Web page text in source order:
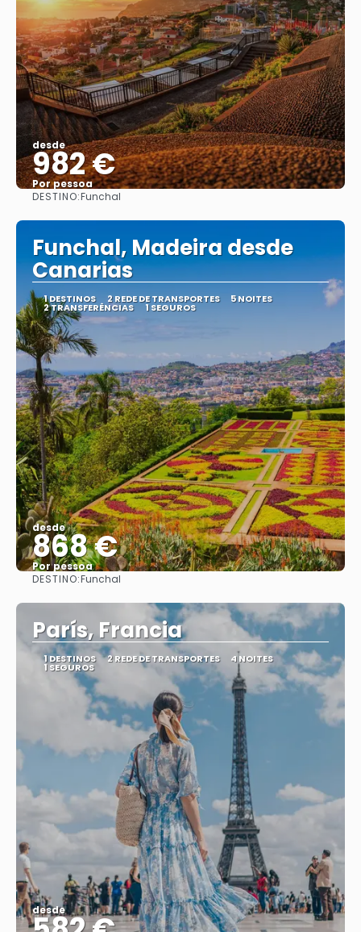
desde
982 €
Por pessoa
DESTINO:Funchal
Funchal, Madeira desde
Canarias
1 DESTINOS 2 REDE DE TRANSPORTES 5 NOITES
2 TRANSFERÊNCIAS 1 SEGUROS
desde
868 €
Por pessoa
DESTINO:Funchal
París, Francia
1 DESTINOS 2 REDE DE TRANSPORTES 4 NOITES
1 SEGUROS
desde